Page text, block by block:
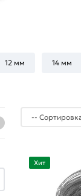
12 мм 14 мм
Хит